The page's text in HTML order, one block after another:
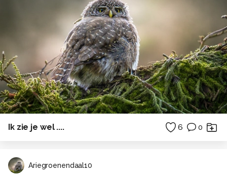
Ik zie je wel .... 6 0
Ariegroenendaal10